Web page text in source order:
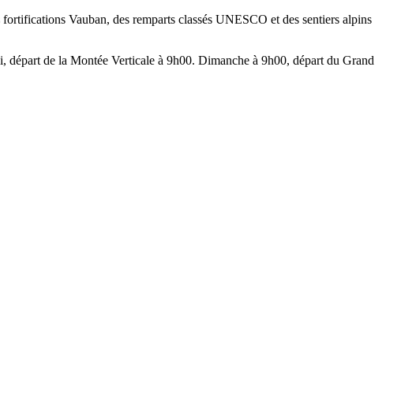
Vauban, des remparts classés UNESCO et des sentiers alpins
départ de la Montée Verticale à 9h00. Dimanche à 9h00, départ du Grand